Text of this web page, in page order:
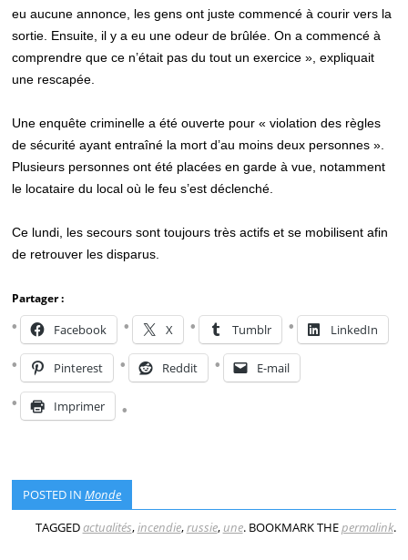
eu aucune annonce, les gens ont juste commencé à courir vers la
sortie. Ensuite, il y a eu une odeur de brûlée. On a commencé à
comprendre que ce n’était pas du tout un exercice », expliquait
une rescapée.
Une enquête criminelle a été ouverte pour « violation des règles
de sécurité ayant entraîné la mort d’au moins deux personnes ».
Plusieurs personnes ont été placées en garde à vue, notamment
le locataire du local où le feu s’est déclenché.
Ce lundi, les secours sont toujours très actifs et se mobilisent afin
de retrouver les disparus.
Partager :
Facebook X Tumblr LinkedIn
Pinterest Reddit E-mail
Imprimer
POSTED INMonde
TAGGEDactualités,incendie,russie, une. BOOKMARK THEpermalink.